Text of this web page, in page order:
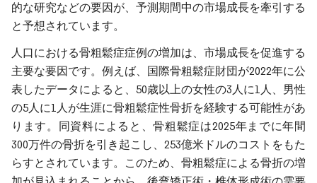
的な研究などの要因が、予測期間中の市場成長を牽引する
と予想されています。
人口における骨粗鬆症症例の増加は、市場成長を促進する
主要な要因です。例えば、国際骨粗鬆症財団が2022年に公
表したデータによると、50歳以上の女性の3人に1人、男性
の5人に1人が生涯に骨粗鬆症性骨折を経験する可能性があ
ります。同資料によると、骨粗鬆症は2025年までに年間
300万件の骨折を引き起こし、253億米ドルのコストをもた
らすとされています。このため、骨粗鬆症による骨折の増